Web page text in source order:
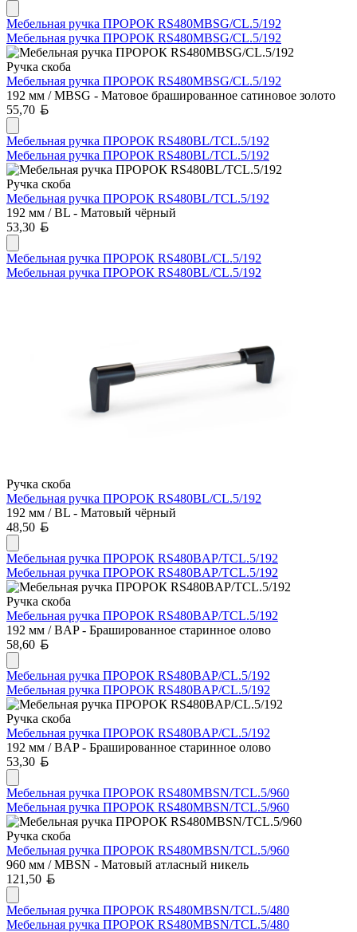
Мебельная ручка ПРОРОК RS480MBSG/CL.5/192
Мебельная ручка ПРОРОК RS480MBSG/CL.5/192
Ручка скоба
Мебельная ручка ПРОРОК RS480MBSG/CL.5/192
192 мм / MBSG - Матовое брашированное сатиновое золото
55,70
Мебельная ручка ПРОРОК RS480BL/TCL.5/192
Мебельная ручка ПРОРОК RS480BL/TCL.5/192
Ручка скоба
Мебельная ручка ПРОРОК RS480BL/TCL.5/192
192 мм / BL - Матовый чёрный
53,30
Мебельная ручка ПРОРОК RS480BL/CL.5/192
Мебельная ручка ПРОРОК RS480BL/CL.5/192
Ручка скоба
Мебельная ручка ПРОРОК RS480BL/CL.5/192
192 мм / BL - Матовый чёрный
48,50
Мебельная ручка ПРОРОК RS480BAP/TCL.5/192
Мебельная ручка ПРОРОК RS480BAP/TCL.5/192
Ручка скоба
Мебельная ручка ПРОРОК RS480BAP/TCL.5/192
192 мм / BAP - Брашированное старинное олово
58,60
Мебельная ручка ПРОРОК RS480BAP/CL.5/192
Мебельная ручка ПРОРОК RS480BAP/CL.5/192
Ручка скоба
Мебельная ручка ПРОРОК RS480BAP/CL.5/192
192 мм / BAP - Брашированное старинное олово
53,30
Мебельная ручка ПРОРОК RS480MBSN/TCL.5/960
Мебельная ручка ПРОРОК RS480MBSN/TCL.5/960
Ручка скоба
Мебельная ручка ПРОРОК RS480MBSN/TCL.5/960
960 мм / MBSN - Матовый атласный никель
121,50
Мебельная ручка ПРОРОК RS480MBSN/TCL.5/480
Мебельная ручка ПРОРОК RS480MBSN/TCL.5/480